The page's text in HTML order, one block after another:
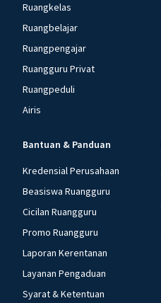
Ruangkelas
Ruangbelajar
Ruangpengajar
Ruangguru Privat
Ruangpeduli
Airis
Bantuan & Panduan
Kredensial Perusahaan
Beasiswa Ruangguru
Cicilan Ruangguru
Promo Ruangguru
Laporan Kerentanan
Layanan Pengaduan
Syarat & Ketentuan